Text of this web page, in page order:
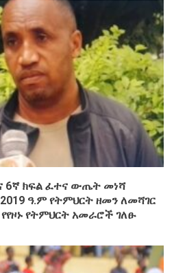
6ኛ ክፍል ፈተና ውጤት መነሻ
ዓ.ም የትምህርት ዘመን ለመሻገር
የትምህርት አመራሮች ገለፁ